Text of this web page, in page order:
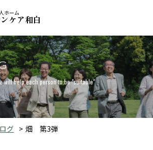
ホーム
ケア和白
will help each person to be "suitable"
グ 畑 第3弾